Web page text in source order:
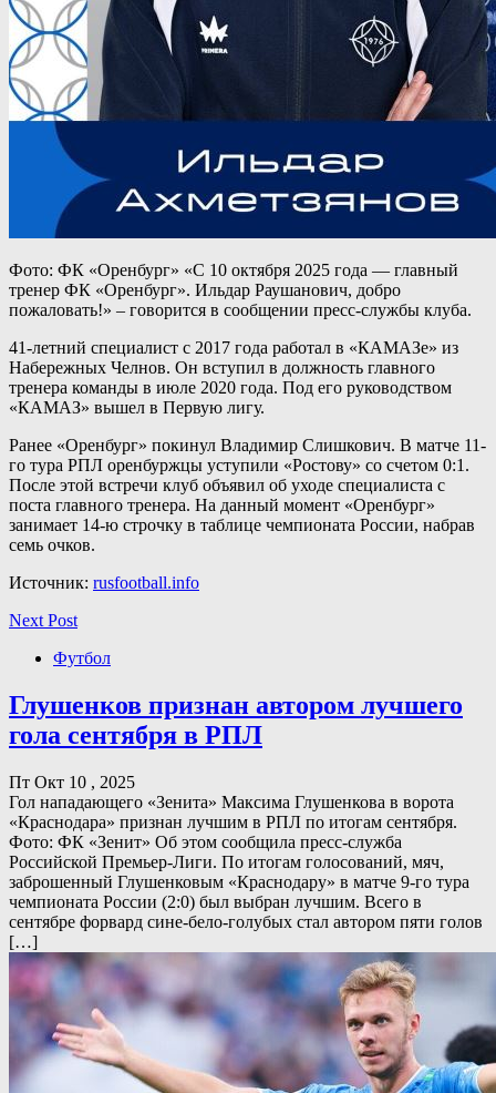
Фото: ФК «Оренбург» «С 10 октября 2025 года — главный
тренер ФК «Оренбург». Ильдар Раушанович, добро
пожаловать!» – говорится в сообщении пресс-службы клуба.
41-летний специалист с 2017 года работал в «КАМАЗе» из
Набережных Челнов. Он вступил в должность главного
тренера команды в июле 2020 года. Под его руководством
«КАМАЗ» вышел в Первую лигу.
Ранее «Оренбург» покинул Владимир Слишкович. В матче 11-
го тура РПЛ оренбуржцы уступили «Ростову» со счетом 0:1.
После этой встречи клуб объявил об уходе специалиста с
поста главного тренера. На данный момент «Оренбург»
занимает 14-ю строчку в таблице чемпионата России, набрав
семь очков.
Источник: rusfootball.info
Next Post
Футбол
Глушенков признан автором лучшего
гола сентября в РПЛ
Пт Окт 10 , 2025
Гол нападающего «Зенита» Максима Глушенкова в ворота
«Краснодара» признан лучшим в РПЛ по итогам сентября.
Фото: ФК «Зенит» Об этом сообщила пресс-служба
Российской Премьер-Лиги. По итогам голосований, мяч,
заброшенный Глушенковым «Краснодару» в матче 9-го тура
чемпионата России (2:0) был выбран лучшим. Всего в
сентябре форвард сине-бело-голубых стал автором пяти голов
[…]